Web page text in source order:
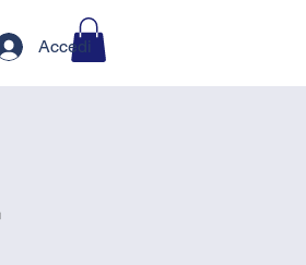
Accedi